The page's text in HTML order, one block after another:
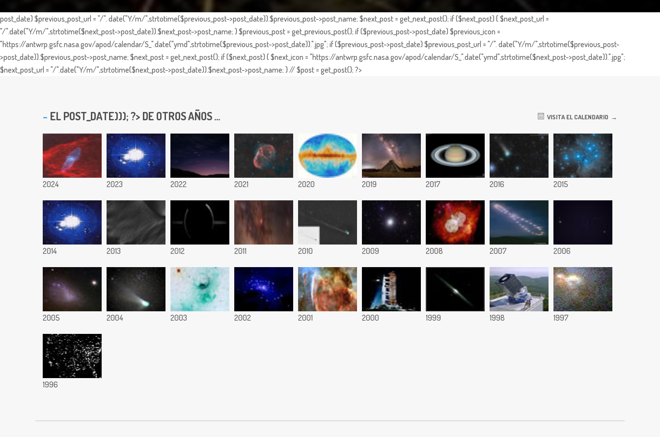
post_date) $previous_post_url = "/". date("Y/m/",strtotime($previous_post->post_date)).$previous_post->post_name; $next_post = get_next_post(); if ($next_post) { $next_post_url =
"/".date("Y/m/",strtotime($next_post->post_date)).$next_post->post_name; } $previous_post = get_previous_post(); if ($previous_post->post_date) $previous_icon =
"https://antwrp.gsfc.nasa.gov/apod/calendar/S_".date("ymd",strtotime($previous_post->post_date)).".jpg"; if ($previous_post->post_date) $previous_post_url = "/". date("Y/m/",strtotime($previous_post-
>post_date)).$previous_post->post_name; $next_post = get_next_post(); if ($next_post) { $next_icon = "https://antwrp.gsfc.nasa.gov/apod/calendar/S_".date("ymd",strtotime($next_post->post_date)).".jpg";
$next_post_url = "/".date("Y/m/",strtotime($next_post->post_date)).$next_post->post_name; } // $post = get_post(); ?>
EL POST_DATE))); ?> DE OTROS AÑOS ... VISITA EL CALENDARIO
2024 2023 2022 2021 2020 2019 2017 2016 2015
2014 2013 2012 2011 2010 2009 2008 2007 2006
2005 2004 2003 2002 2001 2000 1999 1998 1997
1996